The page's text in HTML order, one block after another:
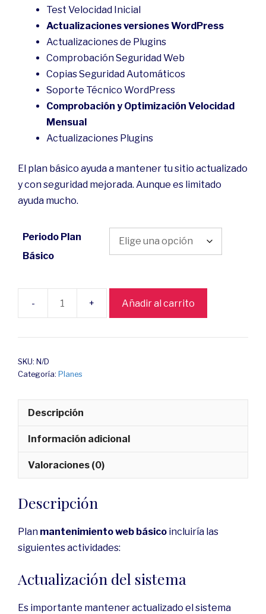
Test Velocidad Inicial
Actualizaciones versiones WordPress
Actualizaciones de Plugins
Comprobación Seguridad Web
Copias Seguridad Automáticos
Soporte Técnico WordPress
Comprobación y Optimización Velocidad
Mensual
Actualizaciones Plugins
El plan básico ayuda a mantener tu sitio actualizado
y con seguridad mejorada. Aunque es limitado
ayuda mucho.
Periodo Plan
Básico
Añadir al carrito
SKU: N/D
Categoría: Planes
Descripción
Información adicional
Valoraciones (0)
Descripción
Plan mantenimiento web básico incluiría las
siguientes actividades:
Actualización del sistema
Es importante mantener actualizado el sistema